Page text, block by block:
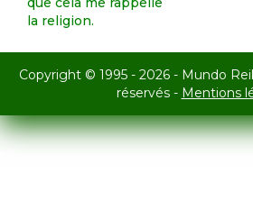
la religion.
Copyright © 1995 - 2026 - Mundo
réservés - Mentions